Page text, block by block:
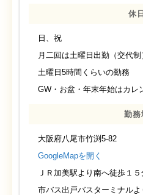
休日
日、祝
月二回は土曜日出勤（交代
土曜日5時間くらいの勤務
GW・お盆・年末年始はカレ
勤務
大阪府八尾市竹渕5-82
GoogleMapを開く
ＪＲ加美駅より南へ徒歩１５
市バス出戸バスターミナルよ